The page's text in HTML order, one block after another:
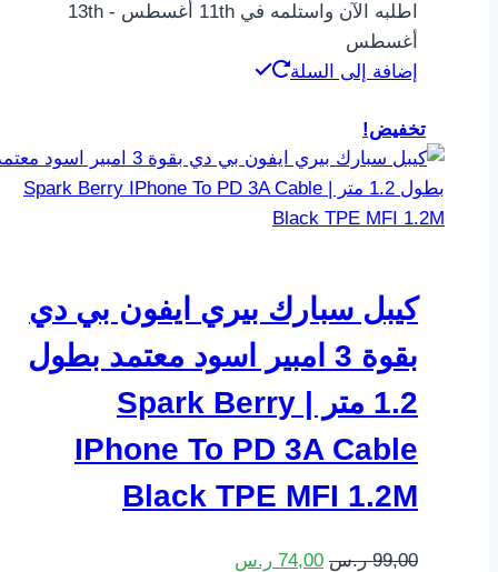
اطلبه الآن واستلمه في 11th أغسطس - 13th
أغسطس
إضافة إلى السلة
تخفيض!
كيبل سبارك بيري ايفون بي دي
بقوة 3 امبير اسود معتمد بطول
1.2 متر | Spark Berry
IPhone To PD 3A Cable
Black TPE MFI 1.2M
99,00 ر.س السعر
74,00 ر.س